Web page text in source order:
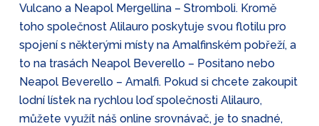
Vulcano a Neapol Mergellina – Stromboli. Kromě
toho společnost Alilauro poskytuje svou flotilu pro
spojení s některými místy na Amalfinském pobřeží, a
to na trasách Neapol Beverello – Positano nebo
Neapol Beverello – Amalfi. Pokud si chcete zakoupit
lodní lístek na rychlou loď společnosti Alilauro,
můžete využít náš online srovnávač, je to snadné,